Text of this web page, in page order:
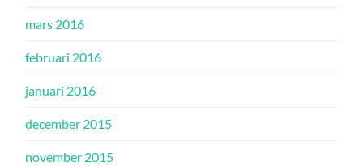
mars 2016
februari 2016
januari 2016
december 2015
november 2015